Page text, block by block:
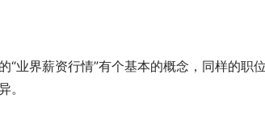
业界薪资行情”有个基本的概念，同样的职位
。